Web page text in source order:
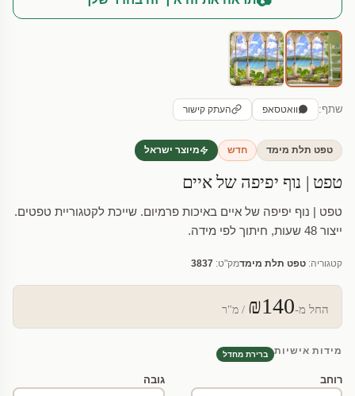
שתף: וואטסאפ העתק קישור
טפט תלת מימד חדש מיוצר ישראל
טפט | נוף יפיפה של איים
טפט | נוף יפיפה של איים באיכות פרמיום. שייכת לקטגוריית טפטים.
ייצור 48 שעות, חיתוך לפי מידה.
קטגוריה: טפט תלת מימדמק"ט: 3837
החל מ-₪140 / מ"ר
מידות אישיות ברירת מחדל
רוחב גובה